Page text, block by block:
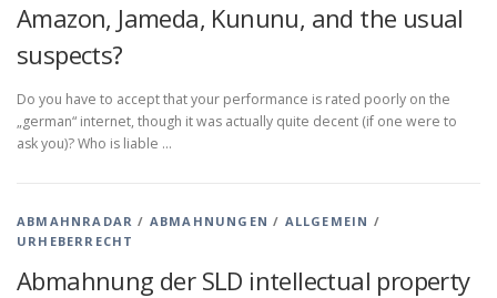
Amazon, Jameda, Kununu, and the usual
suspects?
Do you have to accept that your performance is rated poorly on the
„german“ internet, though it was actually quite decent (if one were to
ask you)? Who is liable …
ABMAHNRADAR / ABMAHNUNGEN / ALLGEMEIN /
URHEBERRECHT
Abmahnung der SLD intellectual property